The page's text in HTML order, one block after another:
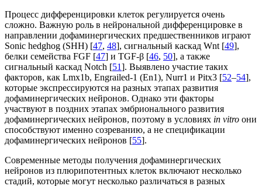
Процесс дифференцировки клеток регулируется очень
сложно. Важную роль в нейрональной дифференцировке в
направлении дофаминергических предшественников играют
Sonic hedghog (SHH) [47, 48], сигнальный каскад Wnt [49],
белки семейства FGF [47] и TGF-β [46, 50], а также
сигнальный каскад Notch [51]. Выявлено участие таких
факторов, как Lmx1b, Еngrailed-1 (En1), Nurr1 и Pitx3 [52–54],
которые экспрессируются на разных этапах развития
дофаминергических нейронов. Однако эти факторы
участвуют в поздних этапах эмбрионального развития
дофаминергических нейронов, поэтому в условиях in vitro они
способствуют именно созреванию, а не спецификации
дофаминергических нейронов [55].
Современные методы получения дофаминергических
нейронов из плюрипотентных клеток включают несколько
стадий, которые могут несколько различаться в разных